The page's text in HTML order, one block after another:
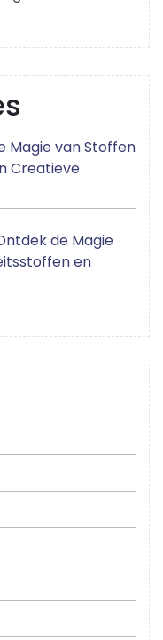
Magie van Stoffen
Creatieve
de Magie
en